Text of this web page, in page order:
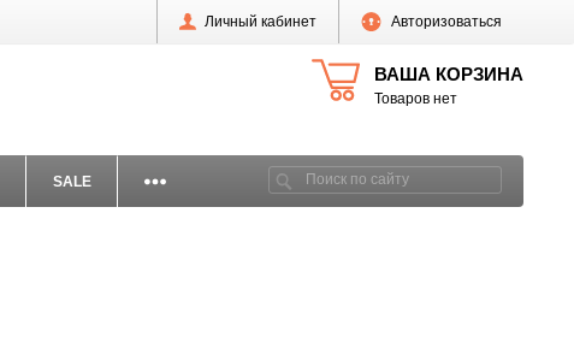
Личный кабинет Авторизоваться
ВАША КОРЗИНА
Товаров нет
SALE